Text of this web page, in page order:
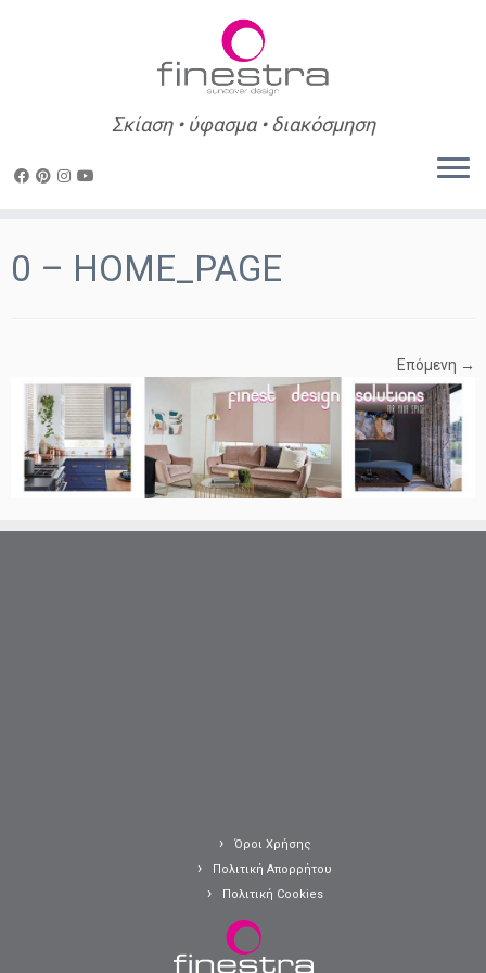
content
Σκίαση • ύφασμα • διακόσμηση
0 – HOME_PAGE
Επόμενη →
Όροι Χρήσης
Πολιτική Απορρήτου
Πολιτική Cookies